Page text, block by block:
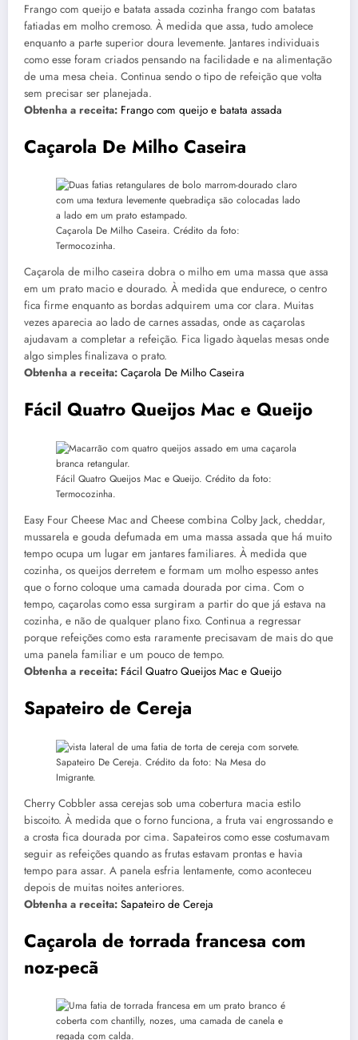
Frango com queijo e batata assada cozinha frango com batatas
fatiadas em molho cremoso. À medida que assa, tudo amolece
enquanto a parte superior doura levemente. Jantares individuais
como esse foram criados pensando na facilidade e na alimentação
de uma mesa cheia. Continua sendo o tipo de refeição que volta
sem precisar ser planejada.
Obtenha a receita: Frango com queijo e batata assada
Caçarola De Milho Caseira
Caçarola De Milho Caseira. Crédito da foto:
Termocozinha.
Caçarola de milho caseira dobra o milho em uma massa que assa
em um prato macio e dourado. À medida que endurece, o centro
fica firme enquanto as bordas adquirem uma cor clara. Muitas
vezes aparecia ao lado de carnes assadas, onde as caçarolas
ajudavam a completar a refeição. Fica ligado àquelas mesas onde
algo simples finalizava o prato.
Obtenha a receita: Caçarola De Milho Caseira
Fácil Quatro Queijos Mac e Queijo
Fácil Quatro Queijos Mac e Queijo. Crédito da foto:
Termocozinha.
Easy Four Cheese Mac and Cheese combina Colby Jack, cheddar,
mussarela e gouda defumada em uma massa assada que há muito
tempo ocupa um lugar em jantares familiares. À medida que
cozinha, os queijos derretem e formam um molho espesso antes
que o forno coloque uma camada dourada por cima. Com o
tempo, caçarolas como essa surgiram a partir do que já estava na
cozinha, e não de qualquer plano fixo. Continua a regressar
porque refeições como esta raramente precisavam de mais do que
uma panela familiar e um pouco de tempo.
Obtenha a receita: Fácil Quatro Queijos Mac e Queijo
Sapateiro de Cereja
Sapateiro De Cereja. Crédito da foto: Na Mesa do
Imigrante.
Cherry Cobbler assa cerejas sob uma cobertura macia estilo
biscoito. À medida que o forno funciona, a fruta vai engrossando e
a crosta fica dourada por cima. Sapateiros como esse costumavam
seguir as refeições quando as frutas estavam prontas e havia
tempo para assar. A panela esfria lentamente, como aconteceu
depois de muitas noites anteriores.
Obtenha a receita: Sapateiro de Cereja
Caçarola de torrada francesa com
noz-pecã